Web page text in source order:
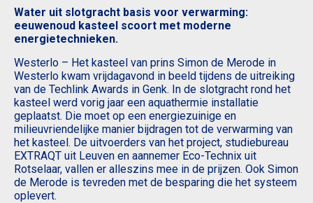
Water uit slotgracht basis voor verwarming:
eeuwenoud kasteel scoort met moderne
energietechnieken.
Westerlo – Het kasteel van prins Simon de Merode in
Westerlo kwam vrijdagavond in beeld tijdens de uitreiking
van de Techlink Awards in Genk. In de slotgracht rond het
kasteel werd vorig jaar een aquathermie installatie
geplaatst. Die moet op een energiezuinige en
milieuvriendelijke manier bijdragen tot de verwarming van
het kasteel. De uitvoerders van het project, studiebureau
EXTRAQT uit Leuven en aannemer Eco-Technix uit
Rotselaar, vallen er alleszins mee in de prijzen. Ook Simon
de Merode is tevreden met de besparing die het systeem
oplevert.